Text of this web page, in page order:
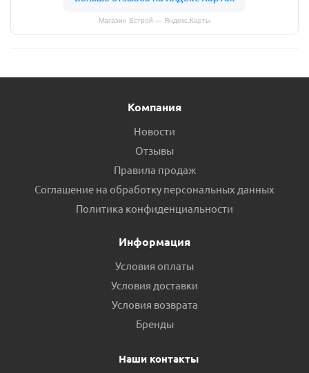
Магазин Естрой — Яндекс.Карты
Компания
Новости
Отзывы
Правила продаж
Соглашение на обработку персональных данных
Политика конфиденциальности
Информация
Условия оплаты
Условия доставки
Условия возврата
Бренды
Наши контакты